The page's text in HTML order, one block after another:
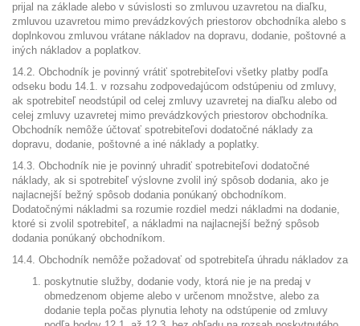
prijal na základe alebo v súvislosti so zmluvou uzavretou na diaľku,
zmluvou uzavretou mimo prevádzkových priestorov obchodníka alebo s
doplnkovou zmluvou vrátane nákladov na dopravu, dodanie, poštovné a
iných nákladov a poplatkov.
14.2. Obchodník je povinný vrátiť spotrebiteľovi všetky platby podľa
odseku bodu 14.1. v rozsahu zodpovedajúcom odstúpeniu od zmluvy,
ak spotrebiteľ neodstúpil od celej zmluvy uzavretej na diaľku alebo od
celej zmluvy uzavretej mimo prevádzkových priestorov obchodníka.
Obchodník nemôže účtovať spotrebiteľovi dodatočné náklady za
dopravu, dodanie, poštovné a iné náklady a poplatky.
14.3. Obchodník nie je povinný uhradiť spotrebiteľovi dodatočné
náklady, ak si spotrebiteľ výslovne zvolil iný spôsob dodania, ako je
najlacnejší bežný spôsob dodania ponúkaný obchodníkom.
Dodatočnými nákladmi sa rozumie rozdiel medzi nákladmi na dodanie,
ktoré si zvolil spotrebiteľ, a nákladmi na najlacnejší bežný spôsob
dodania ponúkaný obchodníkom.
14.4. Obchodník nemôže požadovať od spotrebiteľa úhradu nákladov za
poskytnutie služby, dodanie vody, ktorá nie je na predaj v
obmedzenom objeme alebo v určenom množstve, alebo za
dodanie tepla počas plynutia lehoty na odstúpenie od zmluvy